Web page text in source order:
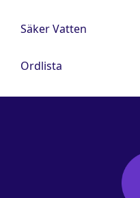
Säker Vatten
Ordlista